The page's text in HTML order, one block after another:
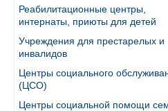
Реабилитационные центры,
интернаты, приюты для детей
Учреждения для престарелых и
инвалидов
Центры социального
(ЦСО)
Центры социальной помощи